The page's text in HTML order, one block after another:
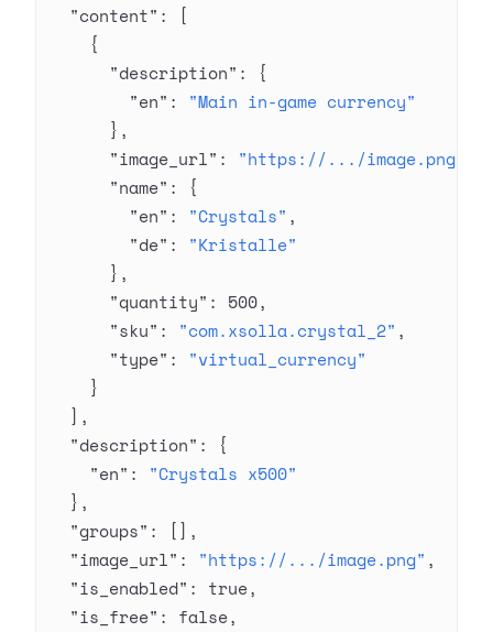
  "content"
: [
    {
      "description"
: {
        "en"
: "Main in-game currency"
      },
      "image_url"
: "https://.../image.png"
      "name"
: {
        "en"
: "Crystals" ,
        "de"
: "Kristalle"
      },
      "quantity"
: 500,
      "sku"
: "com.xsolla.crystal_2" ,
      "type"
: "virtual_currency"
    }
  ],
  "description"
: {
    "en"
: "Crystals x500"
  },
  "groups"
: [],
  "image_url"
: "https://.../image.png" ,
  "is_enabled"
: true,
  "is_free"
: false,